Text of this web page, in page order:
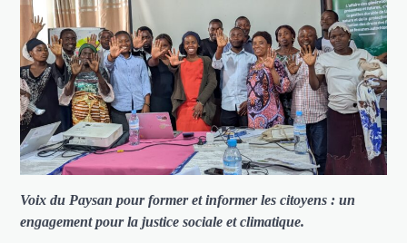
Voix du Paysan pour former et informer les citoyens : un
engagement pour la justice sociale et climatique.